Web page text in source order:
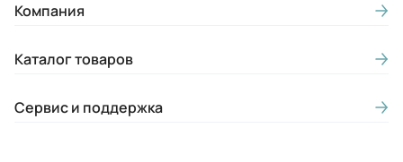
Компания
Каталог товаров
Сервис и поддержка